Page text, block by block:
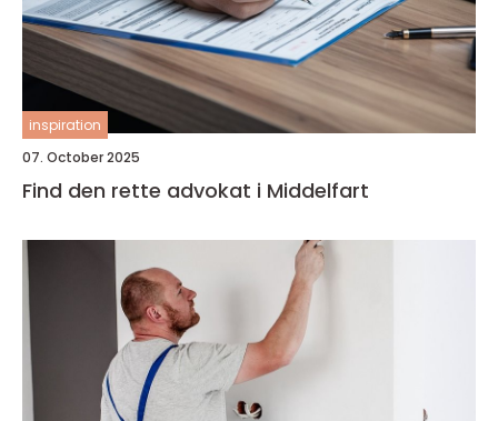
inspiration
07. October 2025
Find den rette advokat i Middelfart